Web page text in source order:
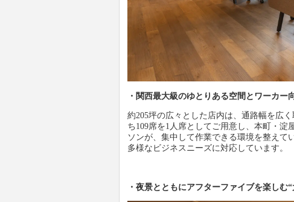
・関西最大級のゆとりある空間とワーカー
約205坪の広々とした店内は、通路幅を広
ち109席を1人席としてご用意し、本町・
ソンが、集中して作業できる環境を整えて
多様なビジネスニーズに対応しています。
・夜景とともにアフターファイブを楽しむ